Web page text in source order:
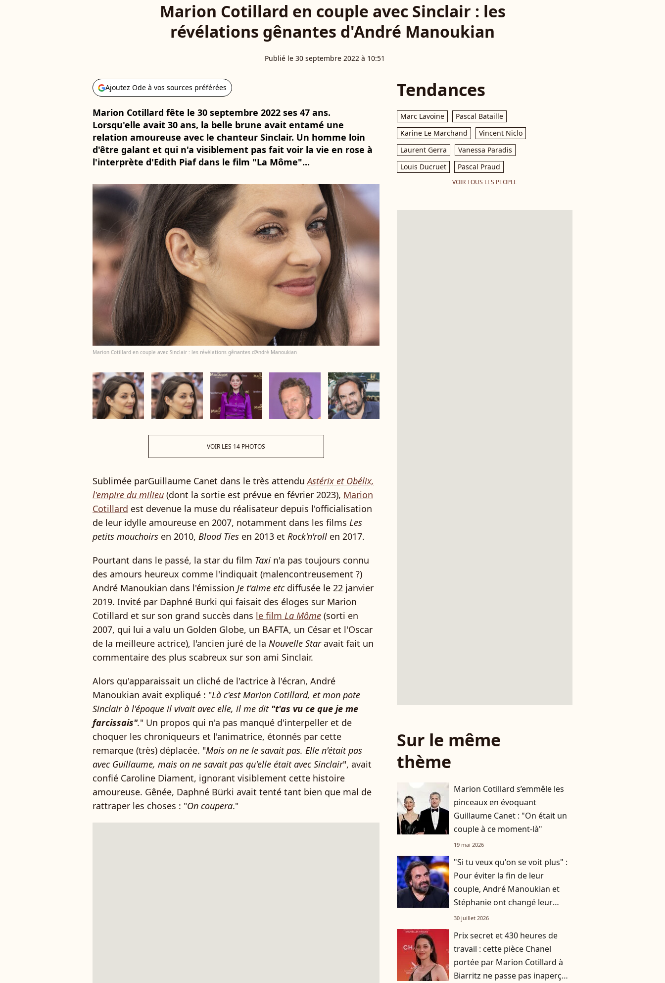
Marion Cotillard en couple avec Sinclair : les
révélations gênantes d'André Manoukian
Publié le 30 septembre 2022 à 10:51
Ajoutez Ode à vos sources préférées
Marion Cotillard fête le 30 septembre 2022 ses 47 ans.
Lorsqu'elle avait 30 ans, la belle brune avait entamé une
relation amoureuse avec le chanteur Sinclair. Un homme loin
d'être galant et qui n'a visiblement pas fait voir la vie en rose à
l'interprète d'Edith Piaf dans le film "La Môme"...
Marion Cotillard en couple avec Sinclair : les révélations gênantes d'André Manoukian
VOIR LES 14 PHOTOS
Sublimée parGuillaume Canet dans le très attendu Astérix et Obélix,
l'empire du milieu (dont la sortie est prévue en février 2023), Marion
Cotillard est devenue la muse du réalisateur depuis l'officialisation
de leur idylle amoureuse en 2007, notamment dans les films Les
petits mouchoirs en 2010, Blood Ties en 2013 et Rock'n'roll en 2017.
Pourtant dans le passé, la star du film Taxi n'a pas toujours connu
des amours heureux comme l'indiquait (malencontreusement ?)
André Manoukian dans l'émission Je t'aime etcdiffusée le 22 janvier
2019. Invité par Daphné Burki qui faisait des éloges sur Marion
Cotillard et sur son grand succès dans le film La Môme (sorti en
2007, qui lui a valu un Golden Globe, un BAFTA, un César et l'Oscar
de la meilleure actrice), l'ancien juré de la Nouvelle Staravait fait un
commentaire des plus scabreux sur son ami Sinclair.
Alors qu'apparaissait un cliché de l'actrice à l'écran, André
Manoukian avait expliqué : "Là c'est Marion Cotillard, et mon pote
Sinclair à l'époque il vivait avec elle, il me dit "t'as vu ce que je me
farcissais"." Un propos qui n'a pas manqué d'interpeller et de
choquer les chroniqueurs et l'animatrice, étonnés par cette
remarque (très) déplacée. "Mais on ne le savait pas. Elle n'était pas
avec Guillaume, mais on ne savait pas qu'elle était avec Sinclair", avait
confié Caroline Diament, ignorant visiblement cette histoire
amoureuse. Gênée, Daphné Bürki avait tenté tant bien que mal de
rattraper les choses : "On coupera."
Tendances
Marc Lavoine
Pascal Bataille
Karine Le Marchand
Vincent Niclo
Laurent Gerra
Vanessa Paradis
Louis Ducruet
Pascal Praud
VOIR TOUS LES PEOPLE
Sur le même
thème
Marion Cotillard s’emmêle les
pinceaux en évoquant
Guillaume Canet : "On était un
couple à ce moment-là"
19 mai 2026
"Si tu veux qu'on se voit plus" :
Pour éviter la fin de leur
couple, André Manoukian et
Stéphanie ont changé leur
façon de faire et ça a porté ses
30 juillet 2026
Prix secret et 430 heures de
travail : cette pièce Chanel
portée par Marion Cotillard à
Biarritz ne passe pas inaperçue